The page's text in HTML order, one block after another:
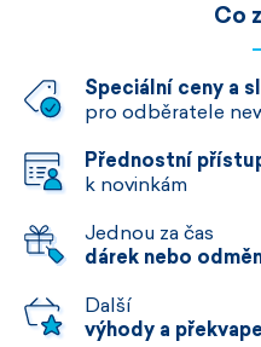
Co
Speciální ceny a
pro odběratele
Přednostní
k novinkám
Jednou za čas
dárek nebo
Další
výhody a